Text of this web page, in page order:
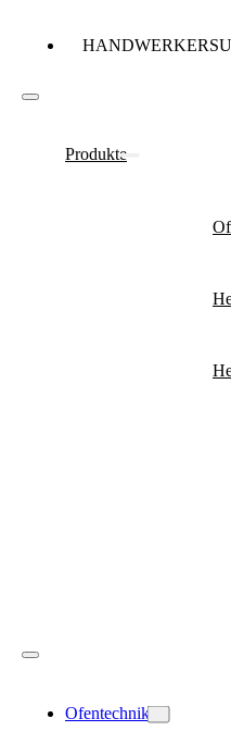
Produkte
Ofentechnik